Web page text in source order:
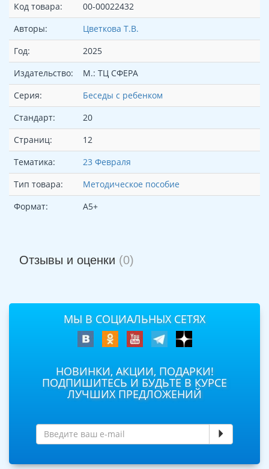
Код товара:
00-00022432
Авторы:
Цветкова Т.В.
Год:
2025
Издательство:
М.: ТЦ СФЕРА
Серия:
Беседы с ребенком
Стандарт:
20
Страниц:
12
Тематика:
23 Февраля
Тип товара:
Методическое пособие
Формат:
А5+
Отзывы и оценки (0)
МЫ В СОЦИАЛЬНЫХ СЕТЯХ
НОВИНКИ, АКЦИИ, ПОДАРКИ!
ПОДПИШИТЕСЬ И БУДЬТЕ В КУРСЕ
ЛУЧШИХ ПРЕДЛОЖЕНИЙ